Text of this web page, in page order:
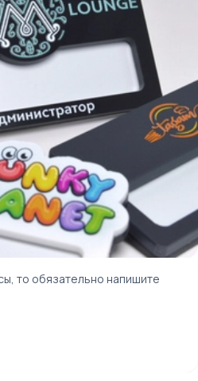
то обязательно напишите